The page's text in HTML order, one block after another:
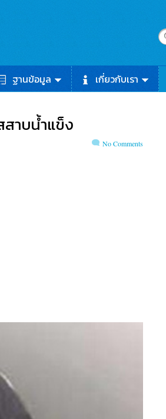
ฐานข้อมูล เกี่ยวกับเรา
าบน้ำแข็ง
No Comments